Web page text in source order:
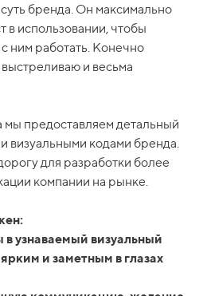
бренда. Он максимально
в использовании, чтобы
ним работать. Конечно
и весьма
предоставляем детальный
визуальными кодами бренда.
для разработки более
компании на рынке.
узнаваемый визуальный
и заметным в глазах